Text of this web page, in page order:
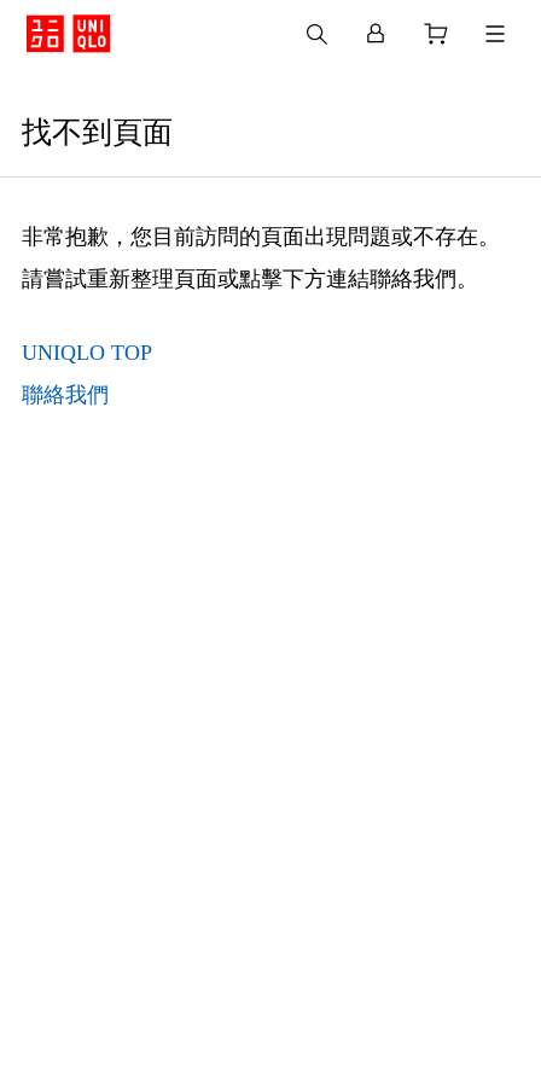
找不到頁面
非常抱歉，您目前訪問的頁面出現問題或不存在。
請嘗試重新整理頁面或點擊下方連結聯絡我們。
UNIQLO TOP
聯絡我們